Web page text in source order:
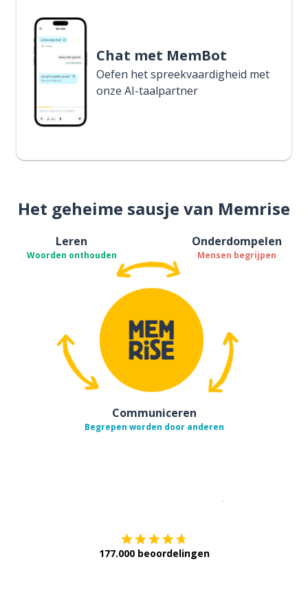
Chat met MemBot
Oefen het spreekvaardigheid met
onze AI-taalpartner
Het geheime sausje van Memrise
Leren
Woorden onthouden
Onderdompelen
Mensen begrijpen
Communiceren
Begrepen worden door anderen
177.000 beoordelingen